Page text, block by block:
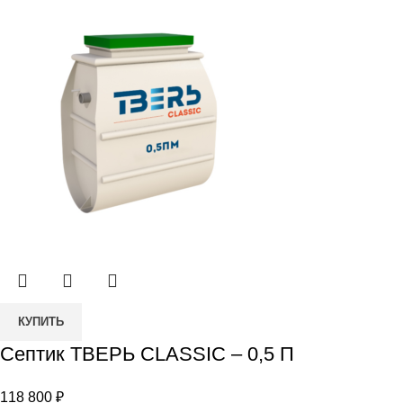
Количество
Септик
CLASSIC
КУПИТЬ
Септик ТВЕРЬ CLASSIC – 0,5 П
118 800 ₽